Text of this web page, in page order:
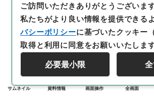
サムネイル 資料情報 画面操作 全画面
ご訪問いただきありがとうございます
私たちがより良い情報を提供できるよ
バシーポリシーに基づいたクッキー
取得と利用に同意をお願いいたします
必要最小限